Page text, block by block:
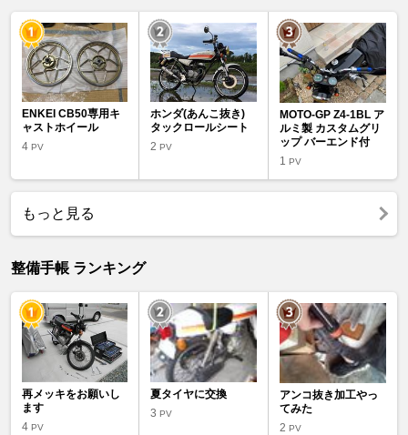
ENKEI CB50専用キ
ャストホイール
4 PV
ホンダ(あんこ抜き)
タックロールシート
2PV
MOTO-GP Z4-1BL ア
ルミ製 カスタムグリ
ップ バーエンド付
1 PV
もっと見る
整備手帳 ランキング
再メッキをお願いし
ます
4 PV
夏タイヤに交換
3PV
アンコ抜き加工やっ
てみた
2 PV